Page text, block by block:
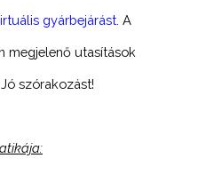
gyárbejárást . A
megjelenő utasítások
szórakozást!